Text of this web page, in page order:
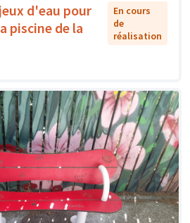
d'eau pour
piscine de la
En cours
de
réalisation